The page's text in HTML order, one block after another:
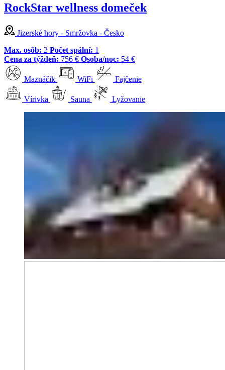
RockStar wellness domeček
Jizerské hory - Smržovka - Česko
Max. osôb: 2 Počet spální: 1
Cena za týždeň: 756 € Osoba/noc: 54 €
Maznáčik WiFi Fajčenie
Vírivka Sauna Lyžovanie